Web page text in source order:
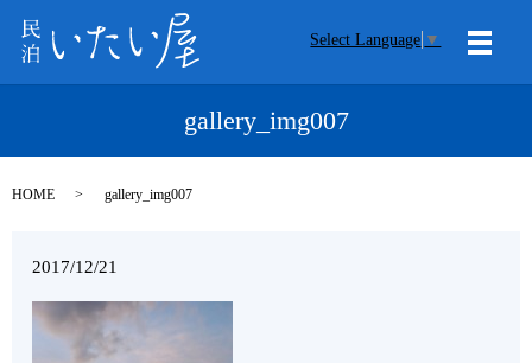
Select Language ▼
メニ
gallery_img007
HOME gallery_img007
2017/12/21